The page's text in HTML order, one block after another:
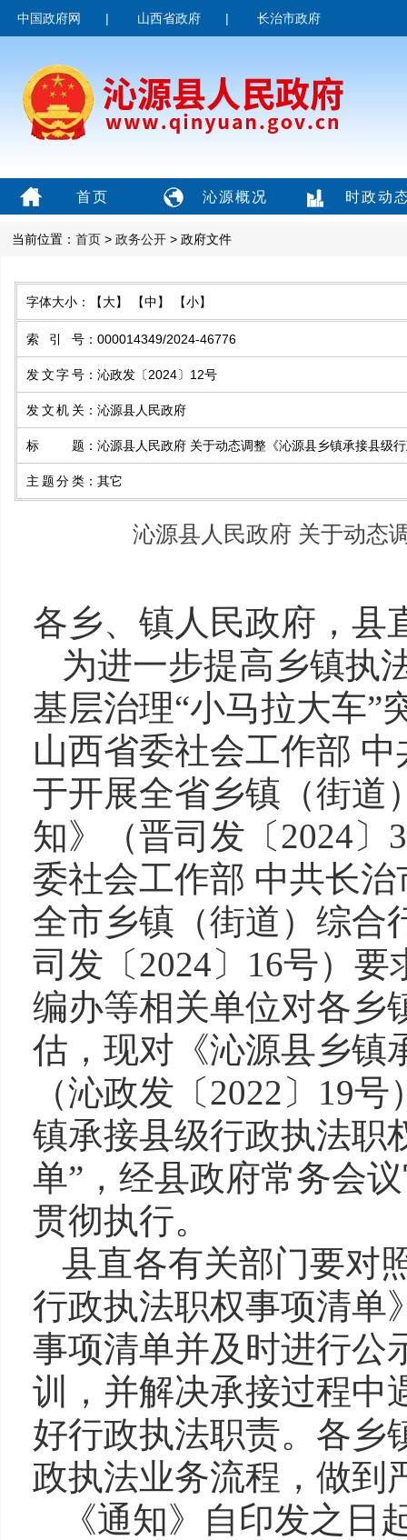
中国政府网 | 山西省政府 | 长治市政府
首页 沁源概况 时政动
当前位置： 首页 > 政务公开 > 政府文件
字体大小： 【大】 【中】 【小】
索引号 ： 000014349/2024-46776
发文字号 ： 沁政发〔2024〕12号
发文机关 ： 沁源县人民政府
标题 ： 沁源县人民政府 关于动态调整《沁源县乡镇承接县级
主题分类 ： 其它
沁源县人民政府 关于动态
各乡、镇人民政府，县
为进一步提高乡镇执
基层治理“小马拉大车”
山西省委社会工作部
于开展全省乡镇（街道
知》（晋司发〔2024
委社会工作部 中共长
全市乡镇（街道）综合
司发〔2024〕16号）
编办等相关单位对各乡
估，现对《沁源县乡镇
（沁政发〔2022〕19
镇承接县级行政执法职
单”，经县政府常务会
贯彻执行。
县直各有关部门要对
行政执法职权事项清单
事项清单并及时进行公
训，并解决承接过程中
好行政执法职责。各乡
政执法业务流程，做到
《通知》自印发之